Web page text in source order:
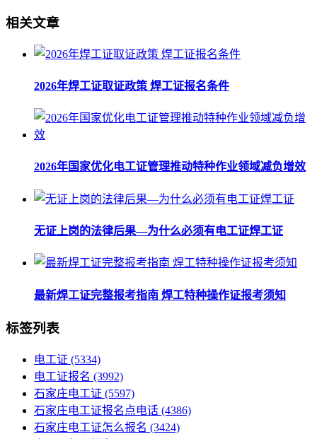
相关文章
2026年焊工证取证政策 焊工证报名条件
2026年国家优化电工证管理推动特种作业领域减负增效
无证上岗的法律后果—为什么必须有电工证焊工证
最新焊工证完整报考指南 焊工特种操作证报考须知
标签列表
电工证 (5334)
电工证报名 (3992)
石家庄电工证 (5597)
石家庄电工证报名点电话 (4386)
石家庄电工证怎么报名 (3424)